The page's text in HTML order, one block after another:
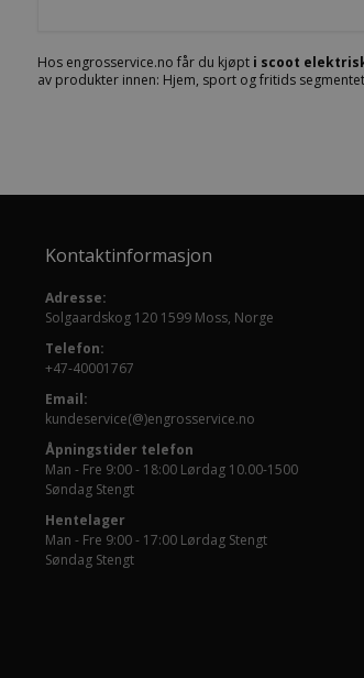
Hos engrosservice.no får du kjøpt i scoot
av produkter innen: Hjem, sport og fritids
Kontaktinformasjon
Adresse:
Solgaardskog 120 1599 Moss, Norge
Telefon:
+47-40001767
Email:
kundeservice(@)engrosservice.no
Åpningstider telefon
Man - Fre 9:00 - 18:00 Lørdag 10.00-1500
Søndag Stengt
Hentelager
Man - Fre 9:00 - 17:00 Lørdag Stengt
Søndag Stengt